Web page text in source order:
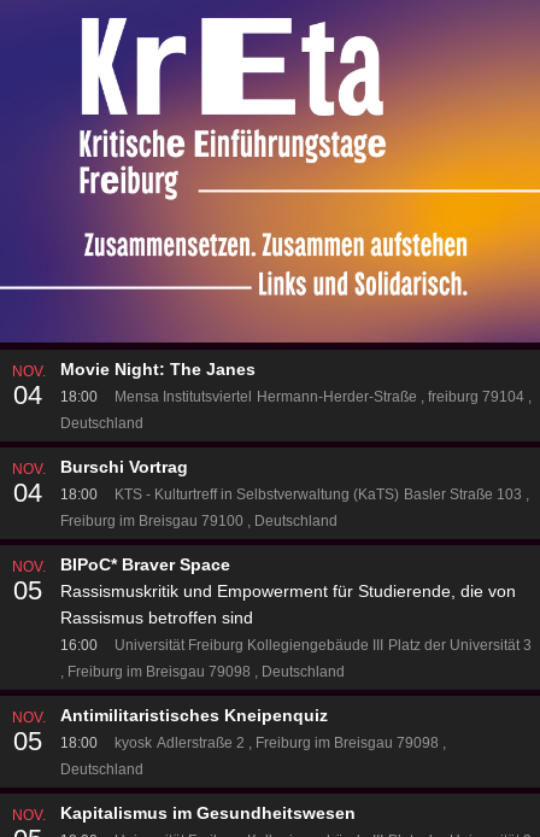
NOV.
04
Movie Night: The Janes
18:00 Mensa Institutsviertel Hermann-Herder-Straße
freiburg 79104
Deutschland
NOV.
04
Burschi Vortrag
18:00 KTS - Kulturtreff in Selbstverwaltung (KaTS) Basler Straße 103
Freiburg im Breisgau 79100
Deutschland
NOV.
05
BIPoC* Braver Space
Rassismuskritik und Empowerment für Studierende, die von
Rassismus betroffen sind
16:00 Universität Freiburg Kollegiengebäude III Platz der Universität 3
Freiburg im Breisgau 79098
Deutschland
NOV.
05
Antimilitaristisches Kneipenquiz
18:00 kyosk Adlerstraße 2
Freiburg im Breisgau 79098
Deutschland
NOV. Kapitalismus im Gesundheitswesen